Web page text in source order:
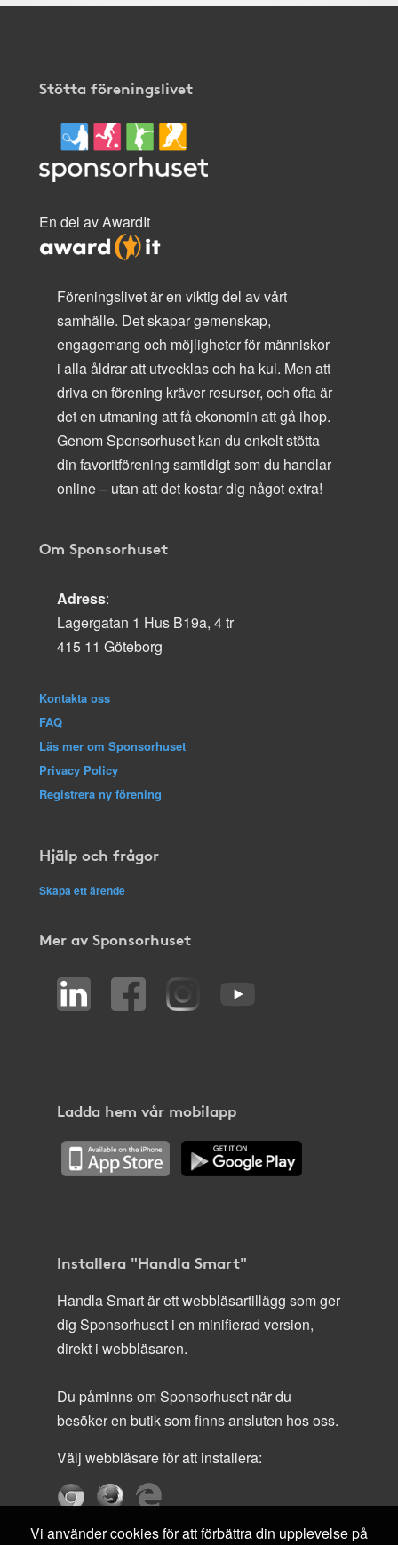
Stötta föreningslivet
En del av AwardIt
Föreningslivet är en viktig del av vårt
samhälle. Det skapar gemenskap,
engagemang och möjligheter för människor
i alla åldrar att utvecklas och ha kul. Men att
driva en förening kräver resurser, och ofta är
det en utmaning att få ekonomin att gå ihop.
Genom Sponsorhuset kan du enkelt stötta
din favoritförening samtidigt som du handlar
online – utan att det kostar dig något extra!
Om Sponsorhuset
Adress:
Lagergatan 1 Hus B19a, 4 tr
415 11 Göteborg
Kontakta oss
FAQ
Läs mer om Sponsorhuset
Privacy Policy
Registrera ny förening
Hjälp och frågor
Skapa ett ärende
Mer av Sponsorhuset
Ladda hem vår mobilapp
Installera "Handla Smart"
Handla Smart är ett webbläsartillägg som ger
dig Sponsorhuset i en minifierad version,
direkt i webbläsaren.
Du påminns om Sponsorhuset när du
besöker en butik som finns ansluten hos oss.
Välj webbläsare för att installera:
Vi använder cookies för att förbättra din upplevelse på